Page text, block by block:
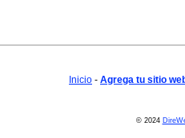
Inicio - Agrega tu sitio
© 2024